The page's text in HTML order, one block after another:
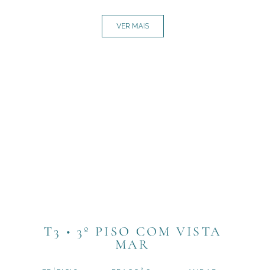
VER MAIS
T3 • 3º PISO COM VISTA
MAR